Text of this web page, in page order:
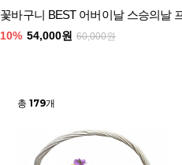
꽃바구니 BEST 어버이날 스승의날
10% 54,000원 60,000원
총179개